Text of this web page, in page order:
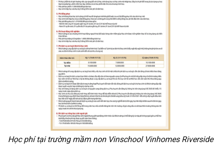
Học phí tại trường mầm non Vinschool Vinhomes Riverside